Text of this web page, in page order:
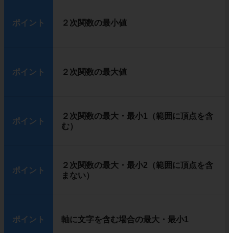
ポイント ２次関数の最小値
ポイント ２次関数の最大値
ポイント
２次関数の最大・最小1（範囲に頂点を含
む）
ポイント
２次関数の最大・最小2（範囲に頂点を含
まない）
ポイント 軸に文字を含む場合の最大・最小1